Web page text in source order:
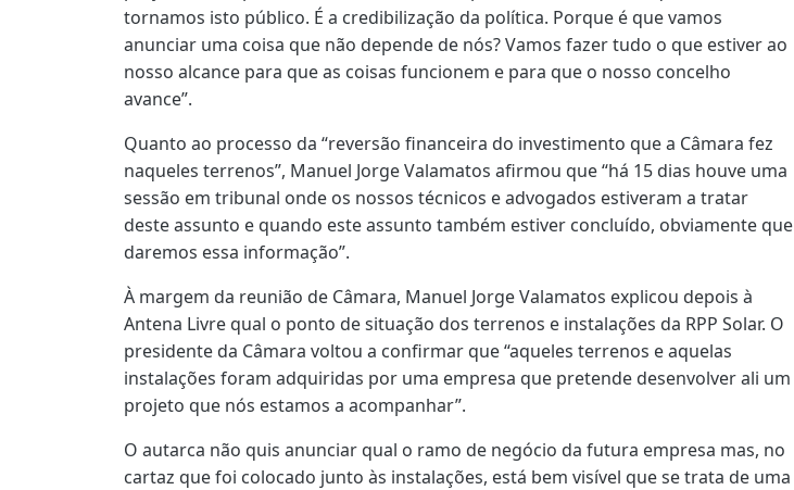
tornamos isto público. É a credibilização da política. Porque é que vamos
anunciar uma coisa que não depende de nós? Vamos fazer tudo o que estiver ao
nosso alcance para que as coisas funcionem e para que o nosso concelho
avance”.
Quanto ao processo da “reversão financeira do investimento que a Câmara fez
naqueles terrenos”, Manuel Jorge Valamatos afirmou que “há 15 dias houve uma
sessão em tribunal onde os nossos técnicos e advogados estiveram a tratar
deste assunto e quando este assunto também estiver concluído, obviamente que
daremos essa informação”.
À margem da reunião de Câmara, Manuel Jorge Valamatos explicou depois à
Antena Livre qual o ponto de situação dos terrenos e instalações da RPP Solar. O
presidente da Câmara voltou a confirmar que “aqueles terrenos e aquelas
instalações foram adquiridas por uma empresa que pretende desenvolver ali um
projeto que nós estamos a acompanhar”.
O autarca não quis anunciar qual o ramo de negócio da futura empresa mas, no
cartaz que foi colocado junto às instalações, está bem visível que se trata de uma